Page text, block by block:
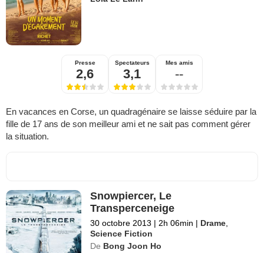
Presse
2,6
Spectateurs
3,1
Mes amis
--
En vacances en Corse, un quadragénaire se laisse séduire par la
fille de 17 ans de son meilleur ami et ne sait pas comment gérer
la situation.
Snowpiercer, Le
Transperceneige
30 octobre 2013 | 2h 06min | Drame,
Science Fiction
De Bong Joon Ho